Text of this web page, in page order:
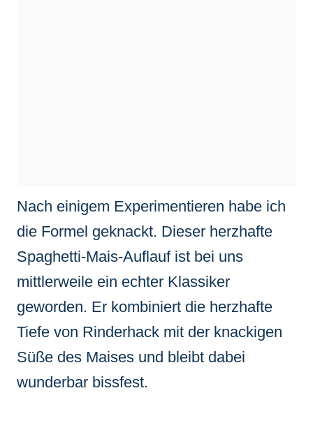
Nach einigem Experimentieren habe ich
die Formel geknackt. Dieser herzhafte
Spaghetti-Mais-Auflauf ist bei uns
mittlerweile ein echter Klassiker
geworden. Er kombiniert die herzhafte
Tiefe von Rinderhack mit der knackigen
Süße des Maises und bleibt dabei
wunderbar bissfest.